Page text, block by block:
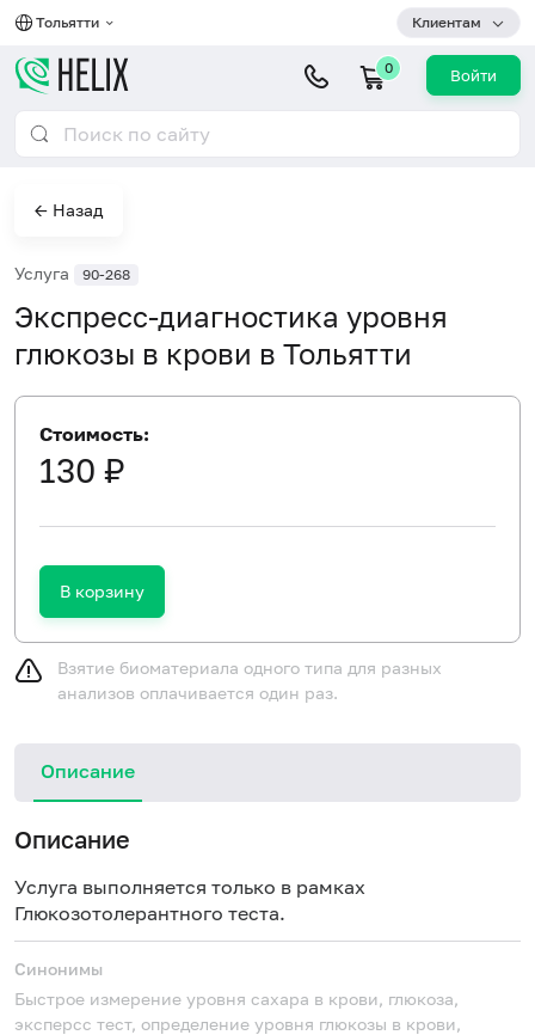
Тольятти Клиентам
0 Войти
← Назад
Услуга 90-268
Экспресс-диагностика уровня
глюкозы в крови в Тольятти
Стоимость:
130 ₽
В корзину
Взятие биоматериала одного типа для разных
анализов оплачивается один раз.
Описание
Описание
Услуга выполняется только в рамках
Глюкозотолерантного теста.
Синонимы
Быстрое измерение уровня сахара в крови, глюкоза,
эксперсс тест, определение уровня глюкозы в крови,